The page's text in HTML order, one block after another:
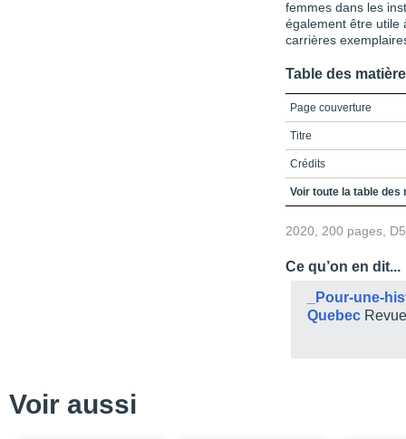
femmes dans les
également être utile
carrières
Table des
Page couverture
Titre
Crédits
Préface
Liste des figures et
Liste des abréviations
Voir toute la table des
2020, 200 pages,
Ce qu’on en dit...
Pour-une-
Quebec
Voir aussi